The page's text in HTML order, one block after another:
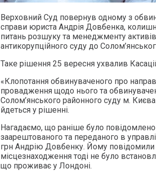
Верховний Суд повернув одному з
справи юриста Андрія Довбенка,
питань розшуку та менеджменту
антикорупційного суду до
Таке рішення 25 вересня ухвалив
«Клопотання обвинуваченого про
провадження щодо нього та
Солом’янського районного суду м.
йдеться у рішенні.
Нагадаємо, що раніше було повідомлено
заарештованого та переданого в
грн Андрію Довбенку. Йому повідомили
місцезнаходження тоді не було
що проживає у Лондоні.